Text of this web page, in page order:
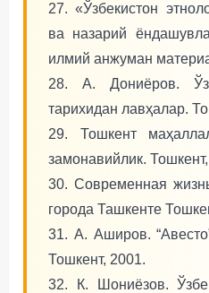
27. «Ўзбекистон
ва назарий
илмий анжуман
28. А. Дониёров.
тарихидан лавҳалар.
29. Тошкент
замонавийлик.
30. Современная
города Ташкенте
31. А. Аширов.
Тошкент, 2001.
32. К. Шониёзов.